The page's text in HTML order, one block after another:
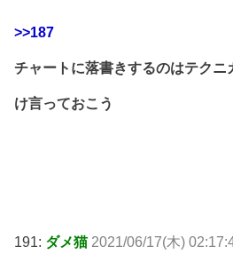
>>187
チャートに落書きするのはテクニ
け言っておこう
191: ダメ猫 2021/06/17(木)